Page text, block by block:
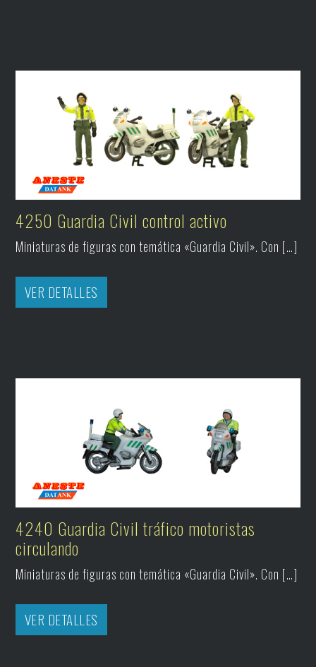
4250 Guardia Civil control activo
Miniaturas de figuras con temática «Guardia Civil». Con […]
VER DETALLES
4240 Guardia Civil tráfico motoristas
circulando
Miniaturas de figuras con temática «Guardia Civil». Con […]
VER DETALLES